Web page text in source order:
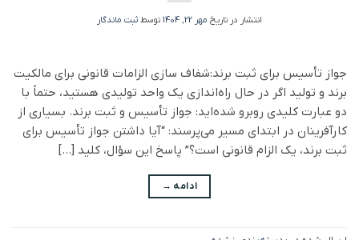
انتشار در تاریخ مهر 22, 1404 توسط ثبت ماندگار
جواز تأسیس برای ثبت برند:شفاف سازی الزامات قانونی برای مالکیت
برند و تولید اگر در حال راه‌اندازی یک واحد تولیدی هستید، حتماً با
دو عبارت کلیدی روبرو شده‌اید: جواز تأسیس و ثبت برند. بسیاری از
کارآفرینان در ابتدای مسیر می‌پرسند: “آیا داشتن جواز تأسیس برای
ثبت برند، یک الزام قانونی است؟” پاسخ این سؤال، کلید […]
ادامه →